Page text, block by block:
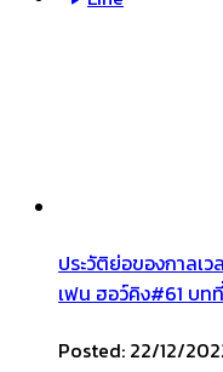
ประวัติย่อของกาลเ
เฟน ฮอว์คิง#61 บท
Posted: 22/12/